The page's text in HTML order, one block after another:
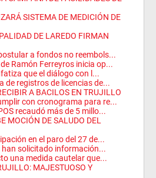
SISTEMA DE MEDICIÓN DE
DE LAREDO FIRMAN
a fondos no reembols...
Ramón Ferreyros inicia op...
que el diálogo con l...
de registros de licencias de...
A BACILOS EN TRUJILLO
con cronograma para re...
recaudó más de 5 millo...
MOCIÓN DE SALUDO DEL
en el paro del 27 de...
han solicitado información...
una medida cautelar que...
MAJESTUOSO Y